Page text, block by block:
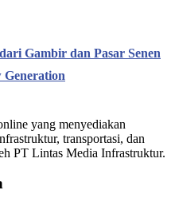
Gambir dan Pasar Senen
yang menyediakan
transportasi, dan
PT Lintas Media Infrastruktur.